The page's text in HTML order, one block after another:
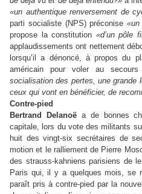
«un authentique renversement de
parti socialiste (NPS) préconise«un
propose la constitution «d’un pôle
applaudissements ont nettement
lorsqu’il a dénoncé, à propos du
américain pour voler au
socialisation des pertes, une grande
ceux qui vont en bénéficier, de
Contre-pied
Bertrand Delanoëa de bonnes
capitale, lors du vote des militants
huit des vingt-six secrétaires de
motion et le ralliement de Pierre
des strauss-kahniens parisiens de
Paris qui, il y a quelques mois, se
paraît pris à contre-pied par la